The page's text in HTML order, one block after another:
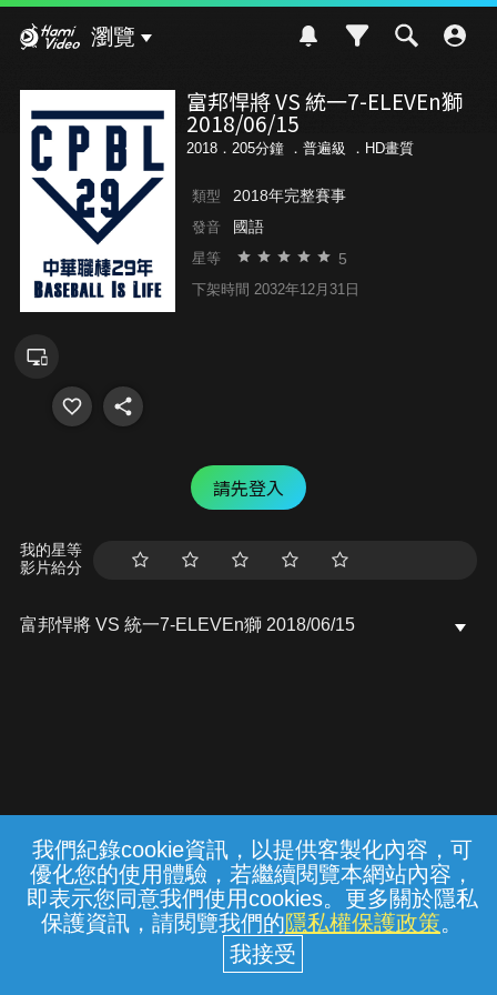
我們紀錄cookie資訊，以提供客製化內容，可
優化您的使用體驗，若繼續閱覽本網站內容，
即表示您同意我們使用cookies。更多關於隱私
保護資訊，請閱覽我們的隱私權保護政策。
瀏覽
富邦悍將 VS 統一7-ELEVEn獅
2018/06/15
2018．205分鐘 ． 普遍級 ．HD畫質
類型 2018年完整賽事
發音 國語
星等 5
下架時間 2032年12月31日
請先登入
我的星等
影片給分
富邦悍將 VS 統一7-ELEVEn獅 2018/06/15
常見問題 線上客服 服務條款 隱私權保護
中華電信股份有限公司個人家庭分公司
(統一編號：96979949) © 2026
{{notifyMsg}}